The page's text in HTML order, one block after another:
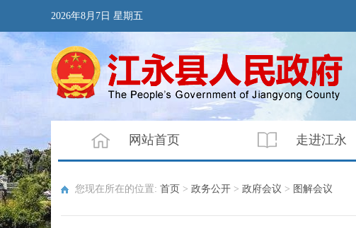
2026年8月7日 星期五
网站首页 走进江永
您现在所在的位置: 首页 > 政务公开 > 政府会议 > 图解会议